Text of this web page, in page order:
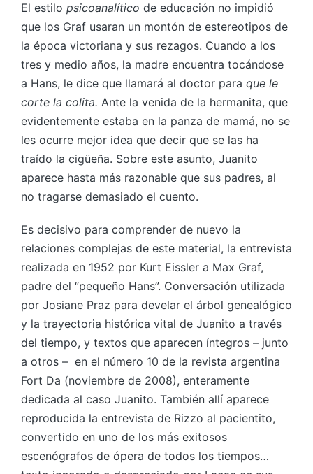
El estilo psicoanalítico de educación no impidió
que los Graf usaran un montón de estereotipos de
la época victoriana y sus rezagos. Cuando a los
tres y medio años, la madre encuentra tocándose
a Hans, le dice que llamará al doctor para que le
corte la colita. Ante la venida de la hermanita, que
evidentemente estaba en la panza de mamá, no se
les ocurre mejor idea que decir que se las ha
traído la cigüeña. Sobre este asunto, Juanito
aparece hasta más razonable que sus padres, al
no tragarse demasiado el cuento.
Es decisivo para comprender de nuevo la
relaciones complejas de este material, la entrevista
realizada en 1952 por Kurt Eissler a Max Graf,
padre del “pequeño Hans”. Conversación utilizada
por Josiane Praz para develar el árbol genealógico
y la trayectoria histórica vital de Juanito a través
del tiempo, y textos que aparecen íntegros – junto
a otros – en el número 10 de la revista argentina
Fort Da (noviembre de 2008), enteramente
dedicada al caso Juanito. También allí aparece
reproducida la entrevista de Rizzo al pacientito,
convertido en uno de los más exitosos
escenógrafos de ópera de todos los tiempos…